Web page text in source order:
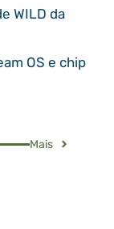
WILD da
OS e chip
Mais